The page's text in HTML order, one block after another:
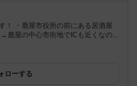
！ ・鹿屋市役所の前にある居酒屋
→鹿屋の中心市街地でICも近くなの...
ローする